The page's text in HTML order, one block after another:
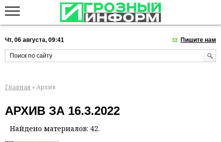
Чт, 06 августа, 09:41 Пишите нам
Главная » Архив
АРХИВ ЗА 16.3.2022
Найдено материалов: 42.